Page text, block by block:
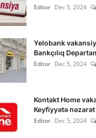
Editor Dec 5, 2024
Yelobank
Bankçılıq
Editor Dec 5, 2024
Kontakt Home
Keyfiyyətə
Editor Dec 5, 2024